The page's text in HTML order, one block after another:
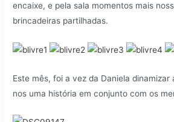
encaixe, e pela sala momentos mais
brincadeiras partilhadas.
Este mês, foi a vez da Daniela
nos uma história em conjunto com os